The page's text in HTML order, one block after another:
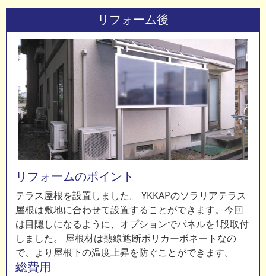
リフォーム後
リフォームのポイント
テラス屋根を設置しました。 YKKAPのソラリアテラス
屋根は敷地に合わせて設置することができます。今回
は目隠しになるように、オプションでパネルを1段取付
しました。 屋根材は熱線遮断ポリカーボネートなの
で、より屋根下の温度上昇を防ぐことができます。
総費用